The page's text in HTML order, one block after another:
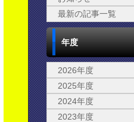
最新の記事一覧
年度
2026年度
2025年度
2024年度
2023年度